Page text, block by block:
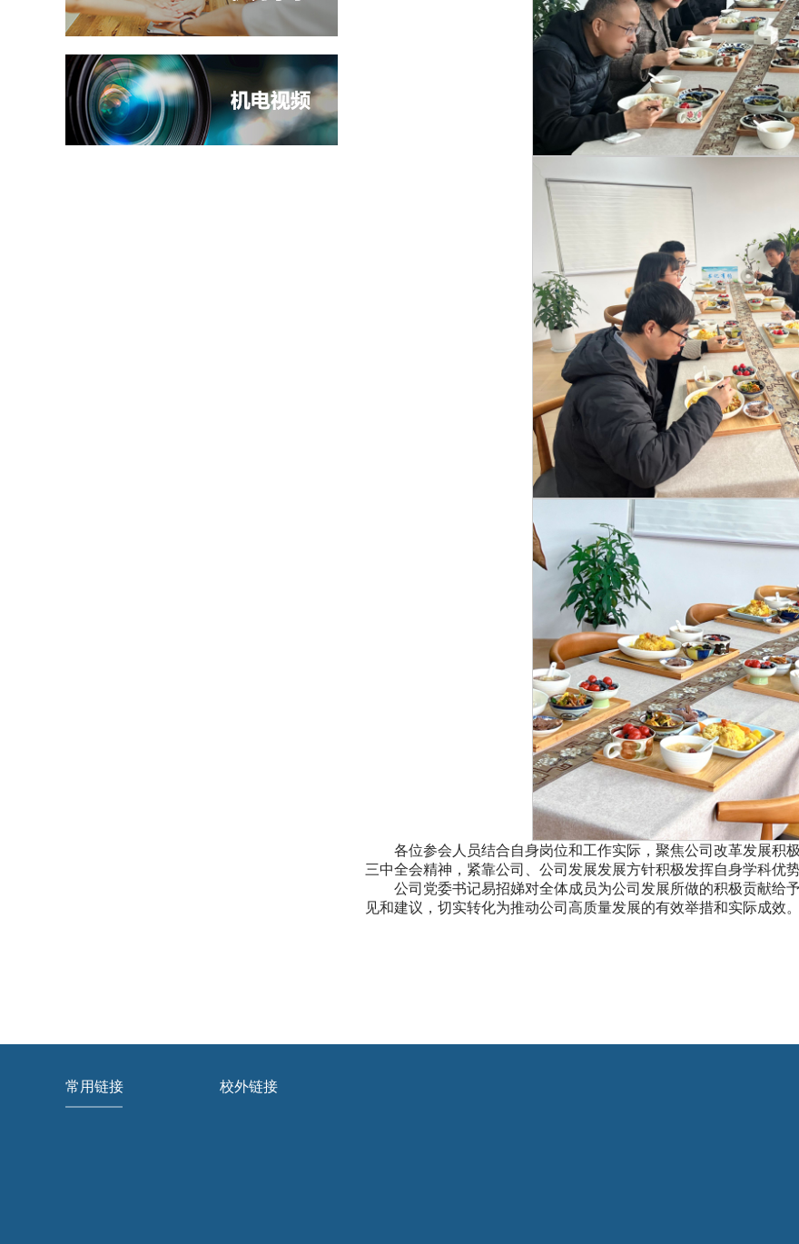
各位参会人员结合自身岗位和工作实际，聚焦公司改革发展积
三中全会精神，紧靠公司、公司发展发展方针积极发挥自身学科优
公司党委书记易招娣对全体成员为公司发展所做的积极贡献给
见和建议，切实转化为推动公司高质量发展的有效举措和实际成效。
常用链接 校外链接